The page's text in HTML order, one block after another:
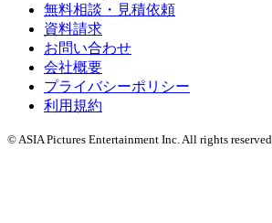
無料相談・見積依頼
資料請求
お問い合わせ
会社概要
プライバシーポリシー
利用規約
© ASIA Pictures Entertainment Inc. All rights reserved.